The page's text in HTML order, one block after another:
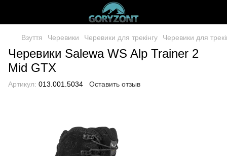
Взуття Черевики Черевики для трекінгу Черевики для
Черевики Salewa WS Alp Trainer 2
Mid GTX
Артикул: 013.001.5034 Оставить отзыв